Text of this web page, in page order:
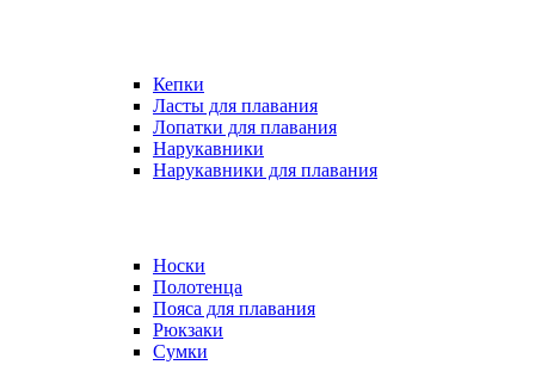
Кепки
Ласты для плавания
Лопатки для плавания
Нарукавники
Нарукавники для плавания
Носки
Полотенца
Пояса для плавания
Рюкзаки
Сумки